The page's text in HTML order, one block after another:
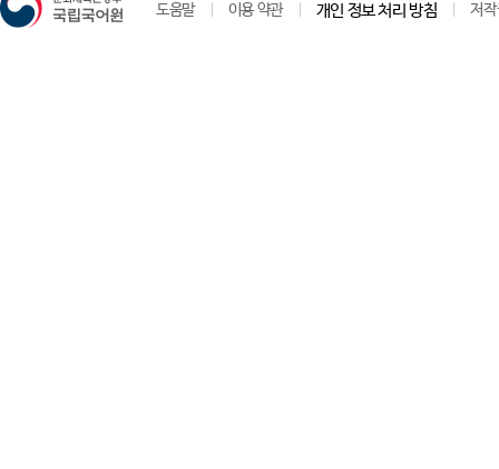
도움말 이용 약관 개인 정보 처리 방침 저